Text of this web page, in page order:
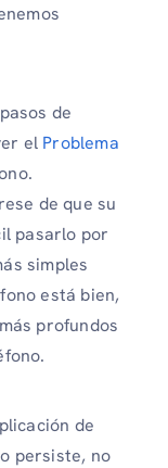
de
el Problema
de que su
pasarlo por
simples
está bien,
profundos
de
persiste, no